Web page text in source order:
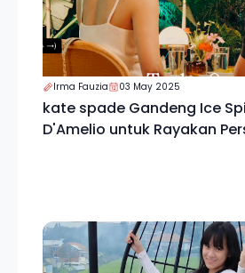
Irma Fauzia 03 May 2025
kate spade Gandeng Ice
D'Amelio untuk Rayakan